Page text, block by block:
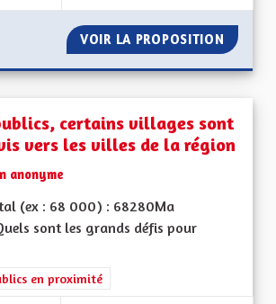
VOIR LA PROPOSITION
certains villages sont
vers les villes de la région
anonyme
(ex : 68 000) : 68280Ma
sont les grands défis pour
de la catégorie : Les services publics en
en proximité